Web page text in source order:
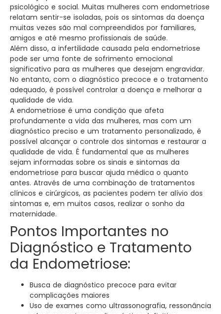
psicológico e social. Muitas mulheres com endometriose
relatam sentir-se isoladas, pois os sintomas da doença
muitas vezes são mal compreendidos por familiares,
amigos e até mesmo profissionais de saúde.
Além disso, a infertilidade causada pela endometriose
pode ser uma fonte de sofrimento emocional
significativo para as mulheres que desejam engravidar.
No entanto, com o diagnóstico precoce e o tratamento
adequado, é possível controlar a doença e melhorar a
qualidade de vida.
A endometriose é uma condição que afeta
profundamente a vida das mulheres, mas com um
diagnóstico preciso e um tratamento personalizado, é
possível alcançar o controle dos sintomas e restaurar a
qualidade de vida. É fundamental que as mulheres
sejam informadas sobre os sinais e sintomas da
endometriose para buscar ajuda médica o quanto
antes. Através de uma combinação de tratamentos
clínicos e cirúrgicos, as pacientes podem ter alívio dos
sintomas e, em muitos casos, realizar o sonho da
maternidade.
Pontos Importantes no
Diagnóstico e Tratamento
da Endometriose:
Busca de diagnóstico precoce para evitar
complicações maiores
Uso de exames como ultrassonografia, ressonância